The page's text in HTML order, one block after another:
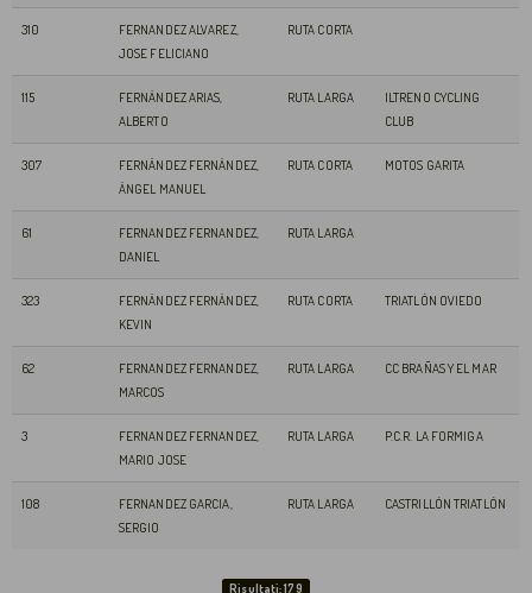
310
FERNANDEZ ALVAREZ,
JOSE FELICIANO
RUTA CORTA
115
FERNÁNDEZ ARIAS,
ALBERTO
RUTA LARGA
ILTRENO CYCLING
CLUB
307
FERNÁNDEZ FERNÁNDEZ,
ÁNGEL MANUEL
RUTA CORTA MOTOS GARITA
61
FERNANDEZ FERNANDEZ,
DANIEL
RUTA LARGA
323
FERNÁNDEZ FERNÁNDEZ,
KEVIN
RUTA CORTA TRIATLÓN OVIEDO
62
FERNANDEZ FERNANDEZ,
MARCOS
RUTA LARGA CC BRAÑAS Y EL MAR
3
FERNANDEZ FERNANDEZ,
MARIO JOSE
RUTA LARGA P.C.R. LA FORMIGA
108
FERNANDEZ GARCIA,
SERGIO
RUTA LARGA CASTRILLÓN TRIATLÓN
Risultati: 179